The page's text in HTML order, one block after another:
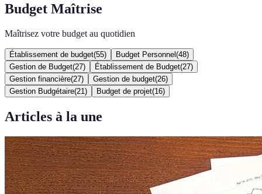
Budget Maîtrise
Maîtrisez votre budget au quotidien
Établissement de budget(55) Budget Personnel (48)
Gestion de Budget(27) Établissement de Budget(27)
Gestion financière(27) Gestion de budget(26)
Gestion Budgétaire(21 ) Budget de projet(16)
Articles à la une